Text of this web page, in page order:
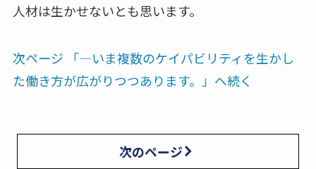
人材は生かせないとも思います。
次ページ 「―いま複数のケイパビリティを生かし
た働き方が広がりつつあります。」へ続く
次のページ